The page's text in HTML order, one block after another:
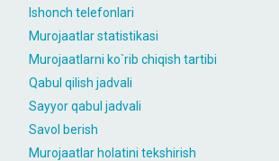
Ishonch telefonlari
Murojaatlar statistikasi
Murojaatlarni ko`rib chiqish tartibi
Qabul qilish jadvali
Sayyor qabul jadvali
Savol berish
Murojaatlar holatini tekshirish